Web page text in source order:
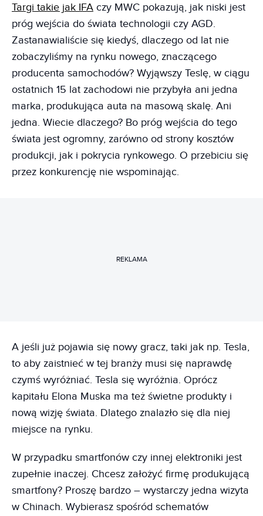
Targi takie jak IFA czy MWC pokazują, jak niski jest
próg wejścia do świata technologii czy AGD.
Zastanawialiście się kiedyś, dlaczego od lat nie
zobaczyliśmy na rynku nowego, znaczącego
producenta samochodów? Wyjąwszy Teslę, w ciągu
ostatnich 15 lat zachodowi nie przybyła ani jedna
marka, produkująca auta na masową skalę. Ani
jedna. Wiecie dlaczego? Bo próg wejścia do tego
świata jest ogromny, zarówno od strony kosztów
produkcji, jak i pokrycia rynkowego. O przebiciu się
przez konkurencję nie wspominając.
REKLAMA
A jeśli już pojawia się nowy gracz, taki jak np. Tesla,
to aby zaistnieć w tej branży musi się naprawdę
czymś wyróżniać. Tesla się wyróżnia. Oprócz
kapitału Elona Muska ma też świetne produkty i
nową wizję świata. Dlatego znalazło się dla niej
miejsce na rynku.
W przypadku smartfonów czy innej elektroniki jest
zupełnie inaczej. Chcesz założyć firmę produkującą
smartfony? Proszę bardzo – wystarczy jedna wizyta
w Chinach. Wybierasz spośród schematów